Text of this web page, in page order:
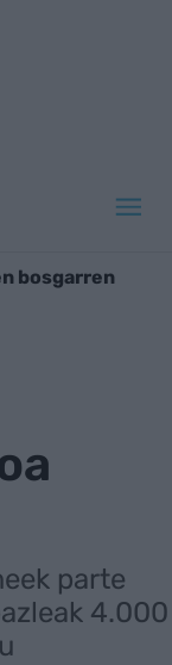
bosgarren
parte
4.000